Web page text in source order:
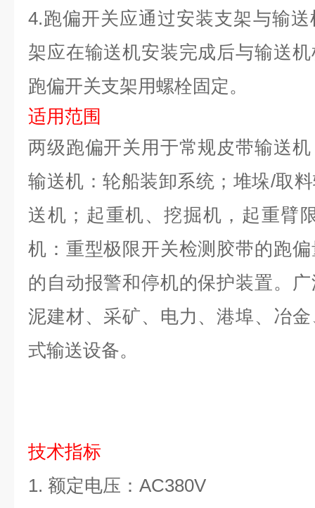
4.跑偏开关应通过安装支架与输
架应在输送机安装完成后与输送
跑偏开关支架用螺栓固定。
适用范围
两级跑偏开关用于常规皮带输送
输送机：轮船装卸系统；堆垛/取
送机；起重机、挖掘机，起重臂
机：重型极限开关检测胶带的跑
的自动报警和停机的保护装置。
泥建材、采矿、电力、港埠、冶
式输送设备。
技术指标
1. 额定电压：AC380V